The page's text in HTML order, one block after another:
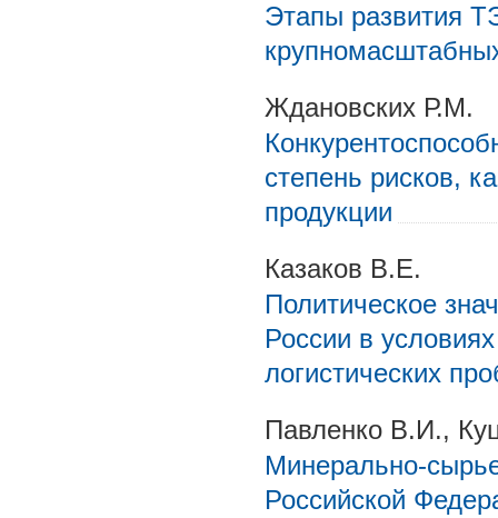
Этапы развития
Ждановских Р.М.
степень рисков,
продукции
Казаков В.Е.
Политическое
России в
логистических
Павленко В.И.,
Минерально-
Российской